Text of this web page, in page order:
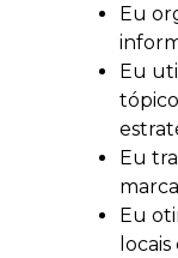
Eu
Eu
Eu
Eu